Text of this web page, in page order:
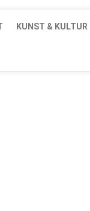
KUNST & KULTUR